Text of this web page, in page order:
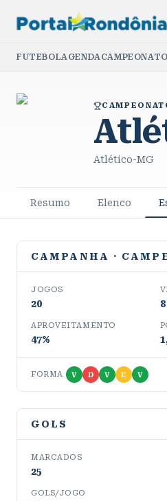
FUTEBOLAGENDA
Atlético-MG
Resumo Elenco
CAMPANHA ·
JOGOS
20 8
APROVEITAMENTO
47%
FORMA V D V E V
GOLS
MARCADOS
25
GOLS/JOGO